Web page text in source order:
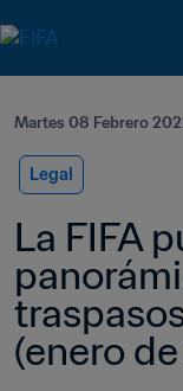
Martes 08 Febrero
Legal
La FIFA
(enero